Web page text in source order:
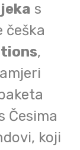
s
češka
,
Česima
koji